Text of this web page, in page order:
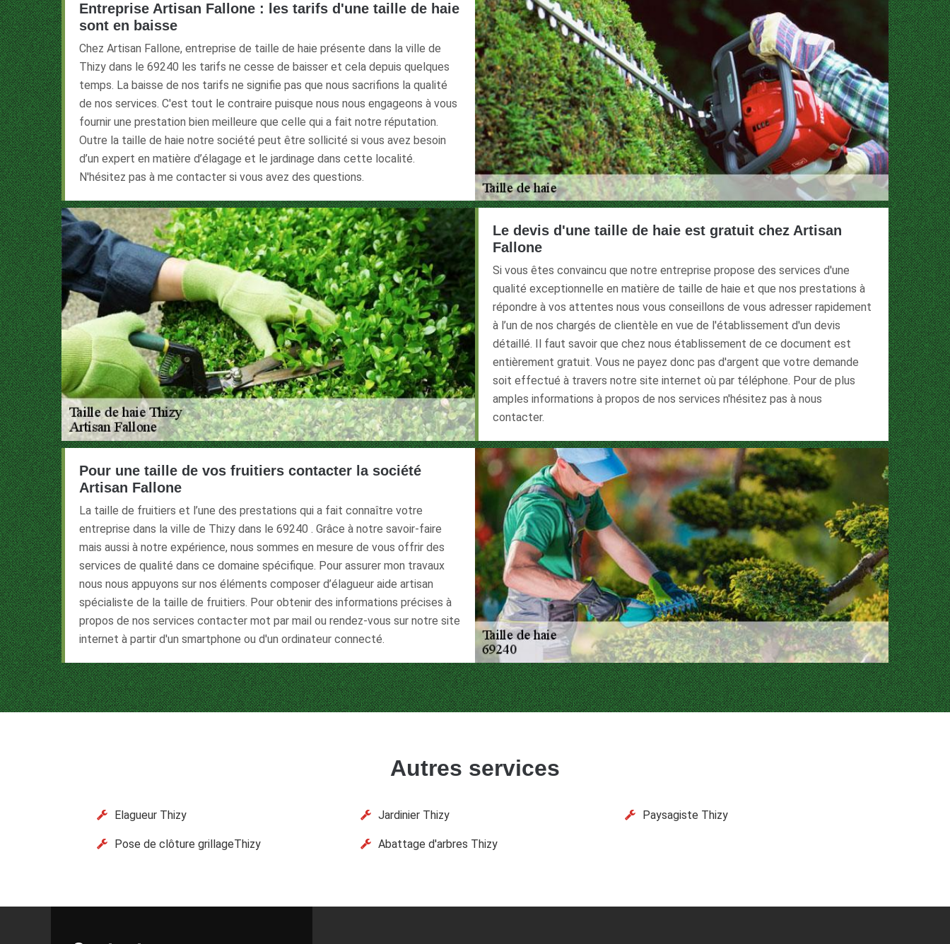
Entreprise Artisan Fallone : les tarifs d'une taille de haie
sont en baisse
Chez Artisan Fallone, entreprise de taille de haie présente dans la ville de
Thizy dans le 69240 les tarifs ne cesse de baisser et cela depuis quelques
temps. La baisse de nos tarifs ne signifie pas que nous sacrifions la qualité
de nos services. C'est tout le contraire puisque nous nous engageons à vous
fournir une prestation bien meilleure que celle qui a fait notre réputation.
Outre la taille de haie notre société peut être sollicité si vous avez besoin
d’un expert en matière d’élagage et le jardinage dans cette localité.
N'hésitez pas à me contacter si vous avez des questions.
Le devis d'une taille de haie est gratuit chez Artisan
Fallone
Si vous êtes convaincu que notre entreprise propose des services d'une
qualité exceptionnelle en matière de taille de haie et que nos prestations à
répondre à vos attentes nous vous conseillons de vous adresser rapidement
à l’un de nos chargés de clientèle en vue de l'établissement d'un devis
détaillé. Il faut savoir que chez nous établissement de ce document est
entièrement gratuit. Vous ne payez donc pas d'argent que votre demande
soit effectué à travers notre site internet où par téléphone. Pour de plus
amples informations à propos de nos services n'hésitez pas à nous
contacter.
Pour une taille de vos fruitiers contacter la société
Artisan Fallone
La taille de fruitiers et l’une des prestations qui a fait connaître votre
entreprise dans la ville de Thizy dans le 69240 . Grâce à notre savoir-faire
mais aussi à notre expérience, nous sommes en mesure de vous offrir des
services de qualité dans ce domaine spécifique. Pour assurer mon travaux
nous nous appuyons sur nos éléments composer d’élagueur aide artisan
spécialiste de la taille de fruitiers. Pour obtenir des informations précises à
propos de nos services contacter mot par mail ou rendez-vous sur notre site
internet à partir d'un smartphone ou d'un ordinateur connecté.
Autres services
Elagueur Thizy Jardinier Thizy Paysagiste Thizy
Pose de clôture grillageThizy Abattage d'arbres Thizy